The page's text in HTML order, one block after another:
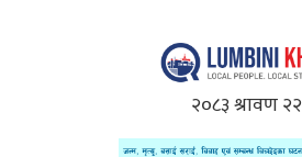
२०८३ श्रावण २२